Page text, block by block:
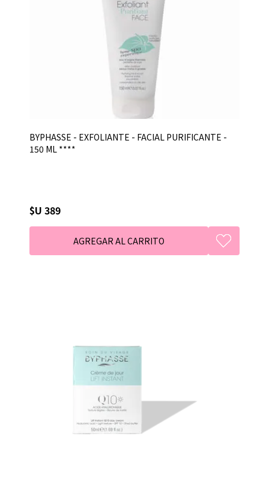
BYPHASSE - EXFOLIANTE - FACIAL PURIFICANTE -
150 ML ****
$U 389